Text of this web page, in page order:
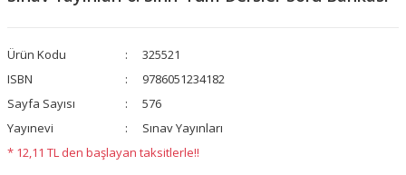
Ürün Kodu
325521
ISBN
9786051234182
Sayfa Sayısı
576
Yayınevi
Sınav Yayınları
* 12,11 TL den başlayan taksitlerle!!